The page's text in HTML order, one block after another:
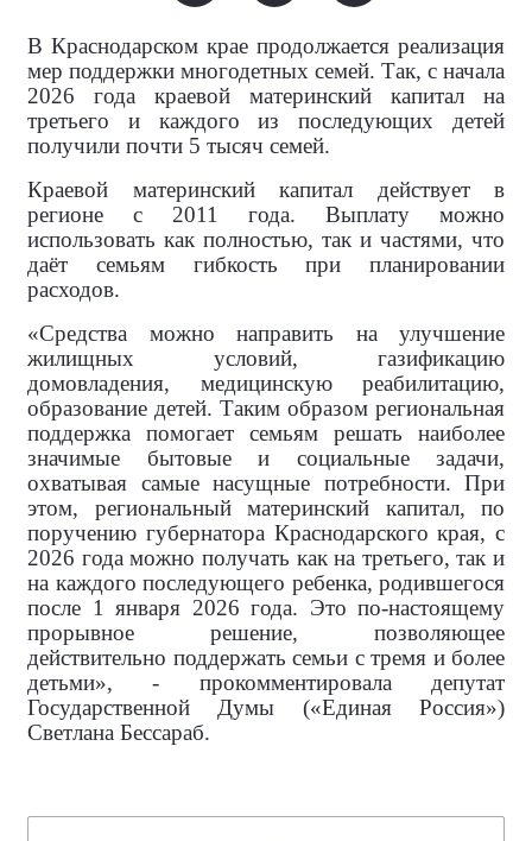
В Краснодарском крае продолжается реализация
мер поддержки многодетных семей. Так, с начала
2026 года краевой материнский капитал на
третьего и каждого из последующих детей
получили почти 5 тысяч семей.
Краевой материнский капитал действует в
регионе с 2011 года. Выплату можно
использовать как полностью, так и частями, что
даёт семьям гибкость при планировании
расходов.
«Средства можно направить на улучшение
жилищных условий, газификацию
домовладения, медицинскую реабилитацию,
образование детей. Таким образом региональная
поддержка помогает семьям решать наиболее
значимые бытовые и социальные задачи,
охватывая самые насущные потребности. При
этом, региональный материнский капитал, по
поручению губернатора Краснодарского края, с
2026 года можно получать как на третьего, так и
на каждого последующего ребенка, родившегося
после 1 января 2026 года. Это по-настоящему
прорывное решение, позволяющее
действительно поддержать семьи с тремя и более
детьми», - прокомментировала депутат
Государственной Думы («Единая Россия»)
Светлана Бессараб.